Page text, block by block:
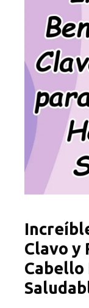
Clavo y
Cabello